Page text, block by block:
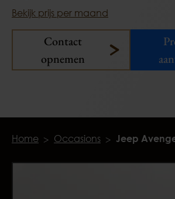
Bekijk prijs per maand
Contact
opnemen
Home Occasions Jeep